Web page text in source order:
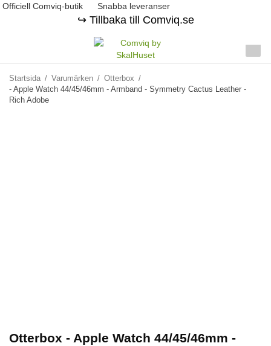
Officiell Comviq-butik Snabba leveranser
↪️ Tillbaka till Comviq.se
Startsida / Varumärken / Otterbox /
- Apple Watch 44/45/46mm - Armband - Symmetry Cactus Leather -
Rich Adobe
Otterbox - Apple Watch 44/45/46mm -